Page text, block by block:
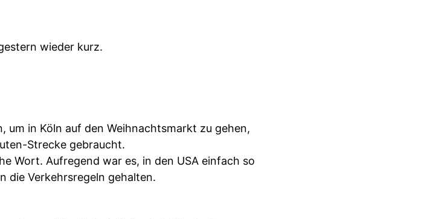
wieder kurz.
in Köln auf den Weihnachtsmarkt zu gehen,
Strecke gebraucht.
Wort. Aufregend war es, in den USA einfach so
die Verkehrsregeln gehalten.